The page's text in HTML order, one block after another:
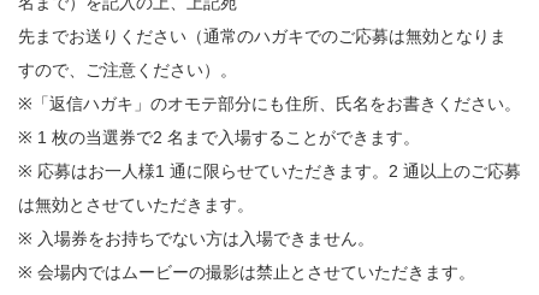
先までお送りください（通常のハガキでのご応募は無効となりま
すので、ご注意ください）。
※「返信ハガキ」のオモテ部分にも住所、氏名をお書きください。
※ 1 枚の当選券で2 名まで入場することができます。
※ 応募はお一人様1 通に限らせていただきます。2 通以上のご応募
は無効とさせていただきます。
※ 入場券をお持ちでない方は入場できません。
※ 会場内ではムービーの撮影は禁止とさせていただきます。